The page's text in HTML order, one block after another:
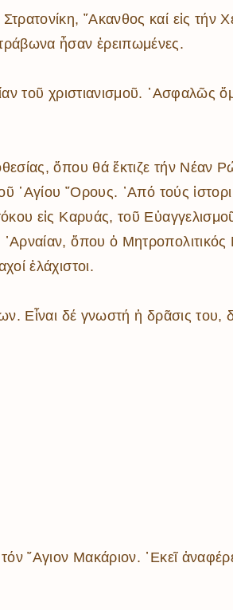
῎Ακανθος καί εἰς τήν
ἦσαν ἐρειπωμένες.
τοῦ χριστιανισμοῦ. ᾿Ασφαλῶς
ὅπου θά ἔκτιζε τήν Νέαν
῾Αγίου ῎Ορους. ᾿Από τούς
εἰς Καρυάς, τοῦ
ὅπου ὁ
ἐλάχιστοι.
Εἶναι δέ γνωστή ἡ δρᾶσις του,
῞Αγιον Μακάριον. ᾿Εκεῖ